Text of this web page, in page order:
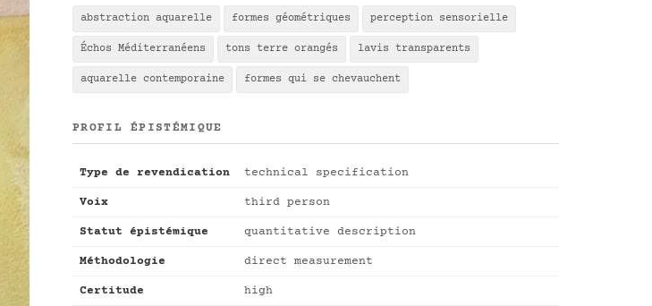
abstraction aquarelle formes géométriques perception sensorielle
Échos Méditerranéens tons terre orangés lavis transparents
aquarelle contemporaine formes qui se chevauchent
PROFIL ÉPISTÉMIQUE
Type de revendication technical specification
Voix third person
Statut épistémique quantitative description
Méthodologie direct measurement
Certitude high